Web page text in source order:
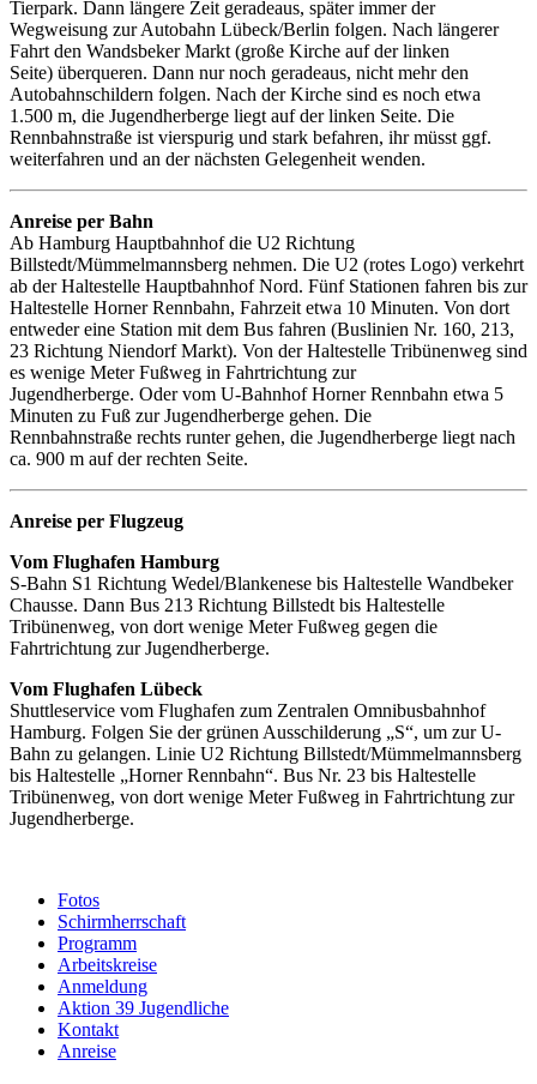
Tierpark. Dann längere Zeit geradeaus, später immer der
Wegweisung zur Autobahn Lübeck/Berlin folgen. Nach längerer
Fahrt den Wandsbeker Markt (große Kirche auf der linken
Seite) überqueren. Dann nur noch geradeaus, nicht mehr den
Autobahnschildern folgen. Nach der Kirche sind es noch etwa
1.500 m, die Jugendherberge liegt auf der linken Seite. Die
Rennbahnstraße ist vierspurig und stark befahren, ihr müsst ggf.
weiterfahren und an der nächsten Gelegenheit wenden.
Anreise per Bahn
Ab Hamburg Hauptbahnhof die U2 Richtung
Billstedt/Mümmelmannsberg nehmen. Die U2 (rotes Logo) verkehrt
ab der Haltestelle Hauptbahnhof Nord. Fünf Stationen fahren bis zur
Haltestelle Horner Rennbahn, Fahrzeit etwa 10 Minuten. Von dort
entweder eine Station mit dem Bus fahren (Buslinien Nr. 160, 213,
23 Richtung Niendorf Markt). Von der Haltestelle Tribünenweg sind
es wenige Meter Fußweg in Fahrtrichtung zur
Jugendherberge. Oder vom U-Bahnhof Horner Rennbahn etwa 5
Minuten zu Fuß zur Jugendherberge gehen. Die
Rennbahnstraße rechts runter gehen, die Jugendherberge liegt nach
ca. 900 m auf der rechten Seite.
Anreise per Flugzeug
Vom Flughafen Hamburg
S-Bahn S1 Richtung Wedel/Blankenese bis Haltestelle Wandbeker
Chausse. Dann Bus 213 Richtung Billstedt bis Haltestelle
Tribünenweg, von dort wenige Meter Fußweg gegen die
Fahrtrichtung zur Jugendherberge.
Vom Flughafen Lübeck
Shuttleservice vom Flughafen zum Zentralen Omnibusbahnhof
Hamburg. Folgen Sie der grünen Ausschilderung „S“, um zur U-
Bahn zu gelangen. Linie U2 Richtung Billstedt/Mümmelmannsberg
bis Haltestelle „Horner Rennbahn“. Bus Nr. 23 bis Haltestelle
Tribünenweg, von dort wenige Meter Fußweg in Fahrtrichtung zur
Jugendherberge.
Fotos
Schirmherrschaft
Programm
Arbeitskreise
Anmeldung
Aktion 39 Jugendliche
Kontakt
Anreise